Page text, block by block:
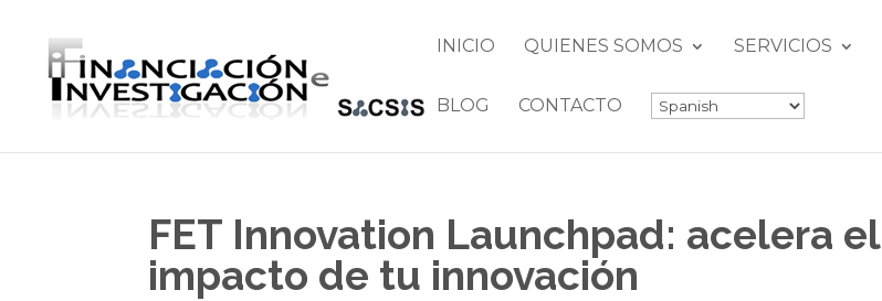
INICIO QUIENES SOMOS SERVICIOS
BLOG CONTACTO
FET Innovation Launchpad: acelera el
impacto de tu innovación